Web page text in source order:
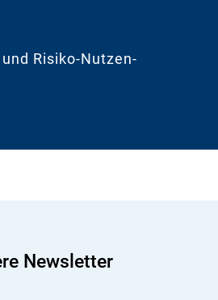
Risiko-Nutzen-
Newsletter